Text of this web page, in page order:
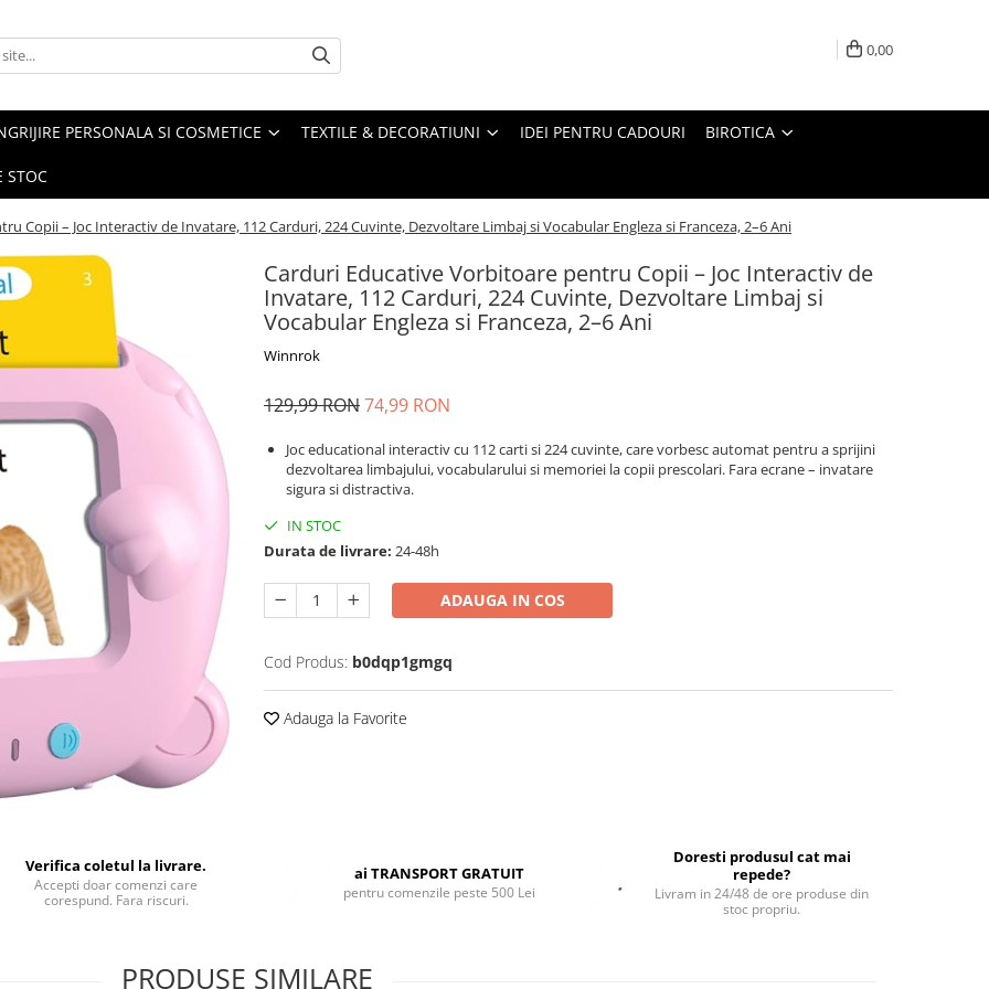
0,00
PERSONALA SI COSMETICE TEXTILE & DECORATIUNI IDEI PENTRU CADOURI BIROTICA
STOC
Copii – Joc Interactiv de Invatare, 112 Carduri, 224 Cuvinte, Dezvoltare Limbaj si Vocabular Engleza si Franceza, 2–6 Ani
Carduri Educative Vorbitoare pentru Copii – Joc Interactiv de
Invatare, 112 Carduri, 224 Cuvinte, Dezvoltare Limbaj si
Vocabular Engleza si Franceza, 2–6 Ani
Winnrok
129,99 RON74,99 RON
Joc educational interactiv cu 112 carti si 224 cuvinte, care vorbesc automat pentru a sprijini
dezvoltarea limbajului, vocabularului si memoriei la copii prescolari. Fara ecrane – invatare
sigura si distractiva.
IN STOC
Durata de livrare: 24-48h
ADAUGA IN COS
Cod Produs: b0dqp1gmgq
Adauga la Favorite
Verifica coletul la livrare.
Accepti doar comenzi care
corespund. Fara riscuri.
ai TRANSPORT GRATUIT
pentru comenzile peste 500 Lei
Doresti produsul cat mai
repede?
Livram in 24/48 de ore produse din
stoc propriu.
PRODUSE SIMILARE